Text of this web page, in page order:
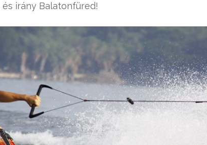
irány Balatonfüred!